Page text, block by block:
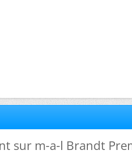
sur m-a-l Brandt